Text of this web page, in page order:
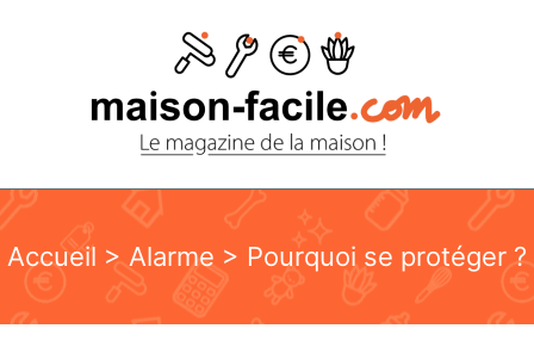
Accueil >Alarme > Pourquoi se protéger ?